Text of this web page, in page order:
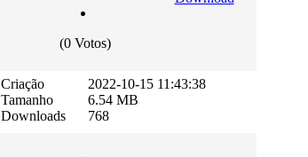
(0 Votos)
Criação
Tamanho
Downloads
2022-10-15 11:43:38
6.54 MB
768